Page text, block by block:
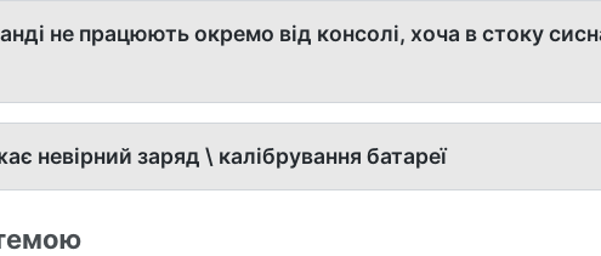
не працюють окремо від консолі, хоча в стоку
невірний заряд \ калібрування батареї